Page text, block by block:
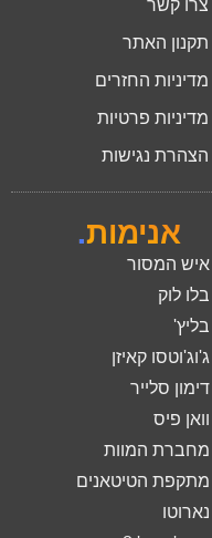
צרו קשר
תקנון האתר
מדיניות החזרים
מדיניות פרטיות
הצהרת נגישות
אנימות.
איש המסור
בלו לוק
בליץ'
ג'וג'וטסו קאיזן
דימון סלייר
וואן פיס
מחברת המוות
מתקפת הטיטאנים
נארוטו